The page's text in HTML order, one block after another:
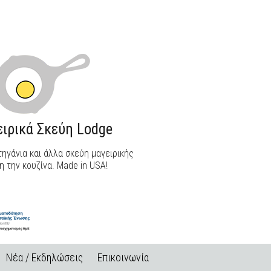
Σκεύη Lodge
και άλλα σκεύη μαγειρικής
την κουζίνα. Made in USA!
Νέα / Εκδηλώσεις Επικοινωνία